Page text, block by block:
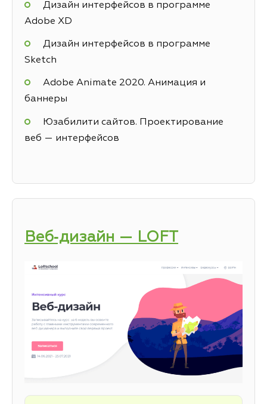
Дизайн интерфейсов в программе
Adobe XD
Дизайн интерфейсов в программе
Sketch
Adobe Animate 2020. Анимация и
баннеры
Юзабилити сайтов. Проектирование
веб — интерфейсов
Веб‑дизайн — LOFT